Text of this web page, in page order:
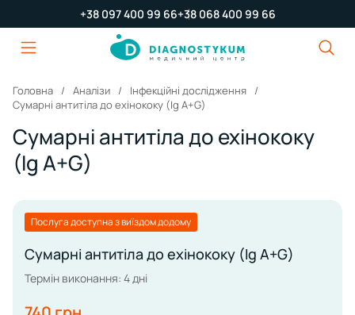
+38 097 400 99 66+38 068 400 99 66
Головна Аналізи
Інфекційні дослідження
Сумарні антитіла до ехінококу (Ig А+G)
Сумарні антитіла до ехінококу
(Ig А+G)
Послуга доступна з виїздом додому
Сумарні антитіла до ехінококу (Ig А+G)
Термін виконання: 4 дні